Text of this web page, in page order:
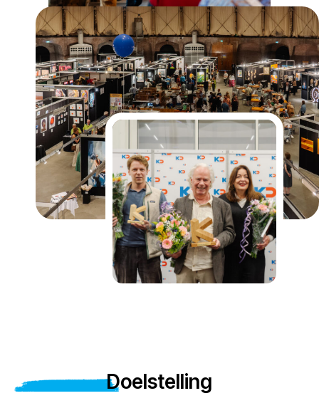
Doelstelling